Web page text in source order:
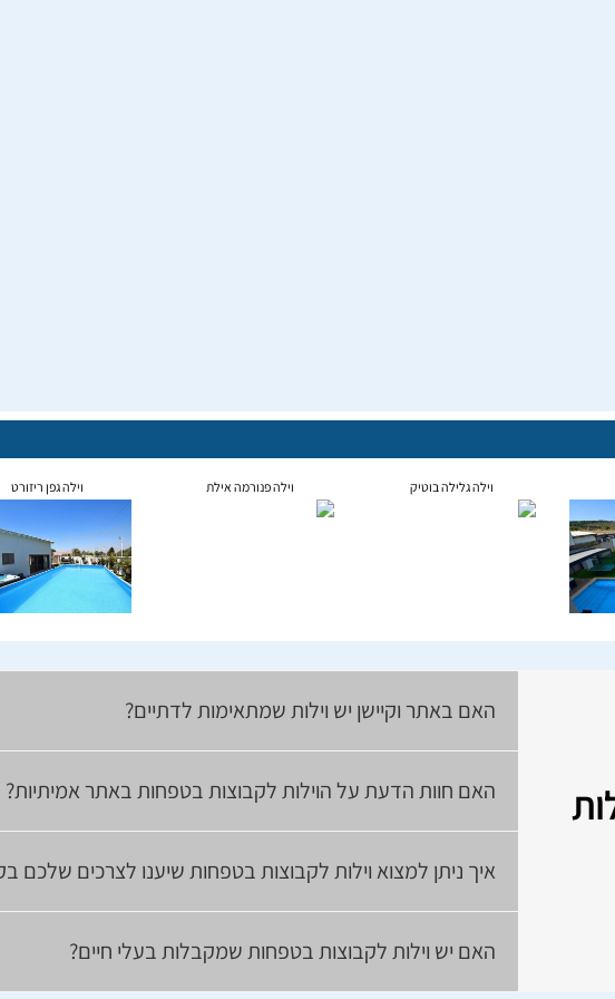
וילה גלילה בוטיק וילה פנורמה אילת וילה גפן ריזורט
האם באתר וקיישן יש וילות שמתאימות לדתיים?
האם חוות הדעת על הוילות לקבוצות בטפחות באתר אמיתיות?
איך ניתן למצוא וילות לקבוצות בטפחות שיענו לצרכים שלכם
האם יש וילות לקבוצות בטפחות שמקבלות בעלי חיים?